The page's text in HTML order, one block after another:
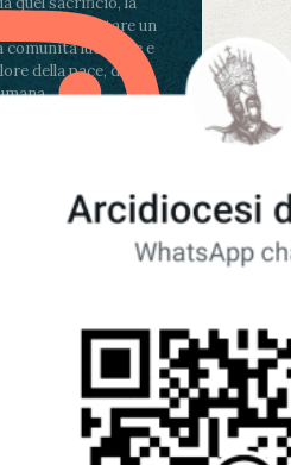
a rappresentare un
lucchese e
della pace, della